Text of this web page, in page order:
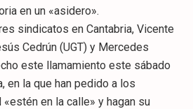
en un «asidero».
sindicatos en Cantabria, Vicente
Cedrún (UGT) y Mercedes
este llamamiento este sábado
en la que han pedido a los
en la calle» y hagan su